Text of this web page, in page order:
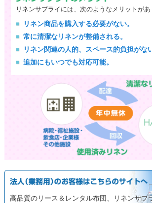
リネンサプライには、次のようなメリットがあ
リネン商品を購入する必要がない。
常に清潔なリネンが整備される。
リネン関連の人的、スペース的負担がない
追加にもいつでも対応可能。
高品質のリース＆レンタル布団、リネンサプ